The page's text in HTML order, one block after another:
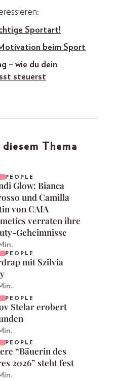
Sportart!
beim Sport
– wie du dein
steuerst
Thema
PEOPLE
Glow: Bianca
und Camilla
von CAIA
verraten ihre
Geheimnisse
PEOPLE
mit Szilvia
PEOPLE
Stelar erobert
PEOPLE
“Bäuerin des
2026” steht fest